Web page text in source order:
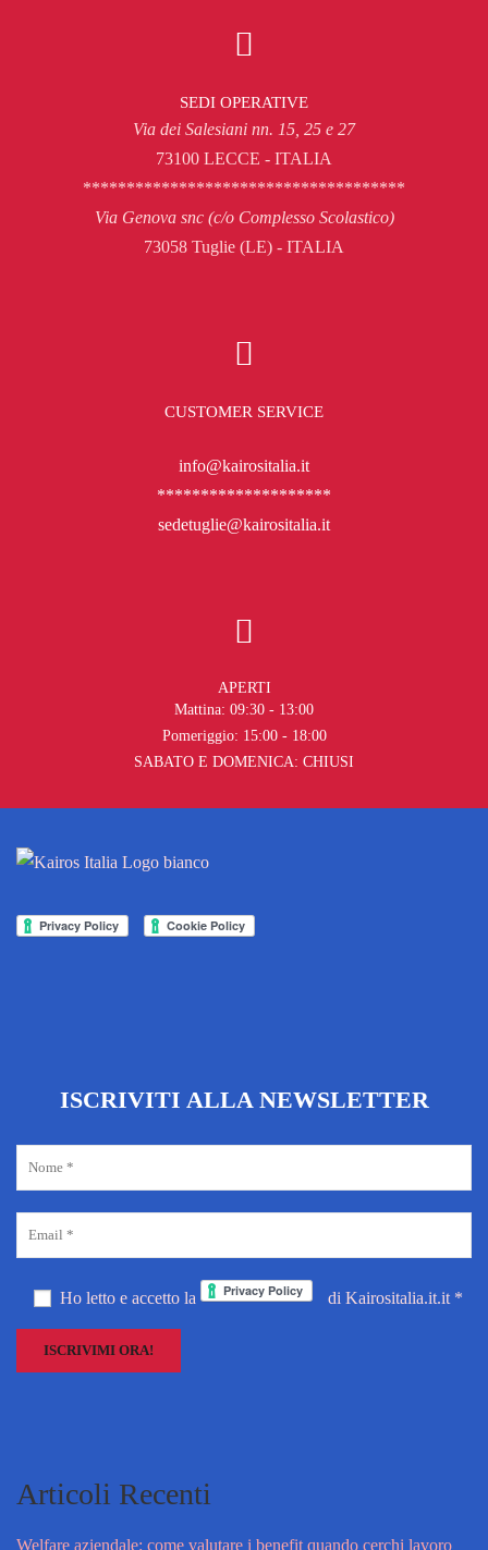
SEDI OPERATIVE
Via dei Salesiani nn. 15, 25 e 27
73100 LECCE - ITALIA
*************************************
Via Genova snc (c/o Complesso Scolastico)
73058 Tuglie (LE) - ITALIA
CUSTOMER SERVICE
info@kairositalia.it
********************
sedetuglie@kairositalia.it
APERTI
Mattina: 09:30 - 13:00
Pomeriggio: 15:00 - 18:00
SABATO E DOMENICA: CHIUSI
ISCRIVITI ALLA NEWSLETTER
Ho letto e accetto la di Kairositalia.it.it *
Articoli Recenti
Welfare aziendale: come valutare i benefit quando cerchi lavoro